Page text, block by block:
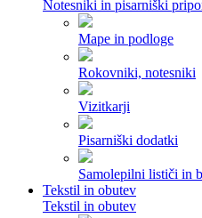
Notesniki in pisarniški
Mape in podloge
Rokovniki, notesniki
Vizitkarji
Pisarniški dodatki
Samolepilni lističi in
Tekstil in obutev
Tekstil in obutev